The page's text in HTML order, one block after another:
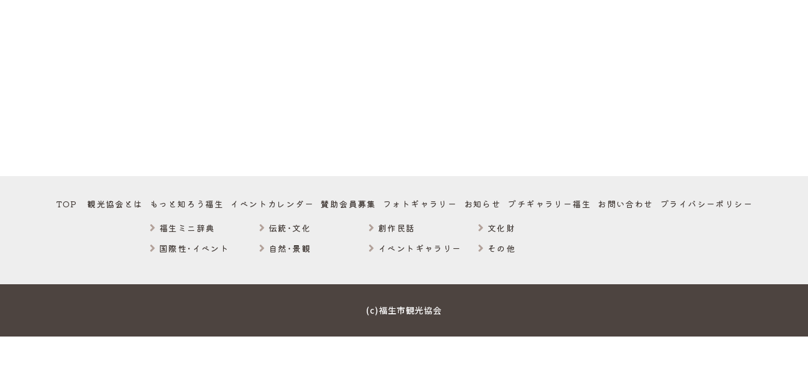
TOP 観光協会とは
もっと知ろう福生
福生ミニ辞典
伝統･文化 創作民話
文化財
国際性･イベント
自然･景観 イベントギャラリー その他
イベントカレンダー 賛助会員募集 フォトギャラリー お知らせ プチギャラリー福生 お問い合わせ プライバシー ポリシー
(c)福生市観光協会